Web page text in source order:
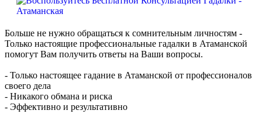
Больше не нужно обращаться к сомнительным личностям -
Только настоящие профессиональные гадалки в Атаманской
помогут Вам получить ответы на Ваши вопросы.
- Только настоящее гадание в Атаманской от профессионалов
своего дела
- Никакого обмана и риска
- Эффективно и результативно